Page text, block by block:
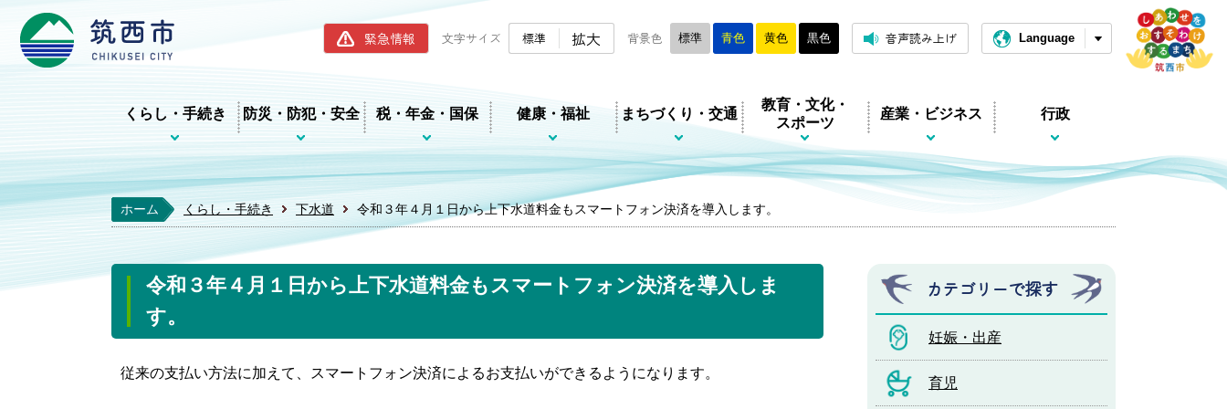
筑西市ホームページ
緊急情報 文字サイズ 標準 拡大 背景色 標準 青色 黄色 黒色 音声読み上げ Language
くらし・手続き 防災・防犯・安全 税・年金・国保 健康・福祉 まちづくり・交通
教育・文化・
スポーツ
産業・ビジネス 行政
ホーム くらし・手続き 下水道 令和３年４月１日から上下水道料金もスマートフォン決済を導入します。
令和３年４月１日から上下水道料金もスマートフォン決済を導入しま
す。
従来の支払い方法に加えて、スマートフォン決済によるお支払いができるようになります。
カテゴリーで探す
妊娠・出産
育児